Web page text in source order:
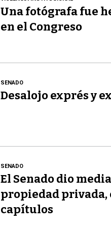
Una fotógrafa fue
en el Congreso
SENADO
Desalojo exprés y
SENADO
El Senado dio
propiedad privada,
capítulos